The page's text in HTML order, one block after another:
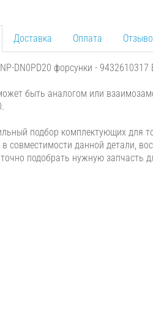
Доставка Оплата
DN0PD20 форсунки - 9432610317
быть аналогом или
подбор комплектующих для
совместимости данной детали,
подобрать нужную запчасть